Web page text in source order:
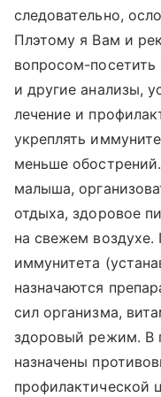
следовательно,
Плэтому я Вам и
вопросом-посетить
и другие анализы,
лечение и
укреплять
меньше
малыша,
отдыха, здоровое
на свежем
иммунитета
назначаются
сил организма,
здоровый режим. В
назначены
профилактической